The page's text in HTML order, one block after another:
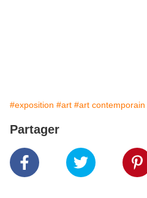
#exposition #art #art contemporain
Partager